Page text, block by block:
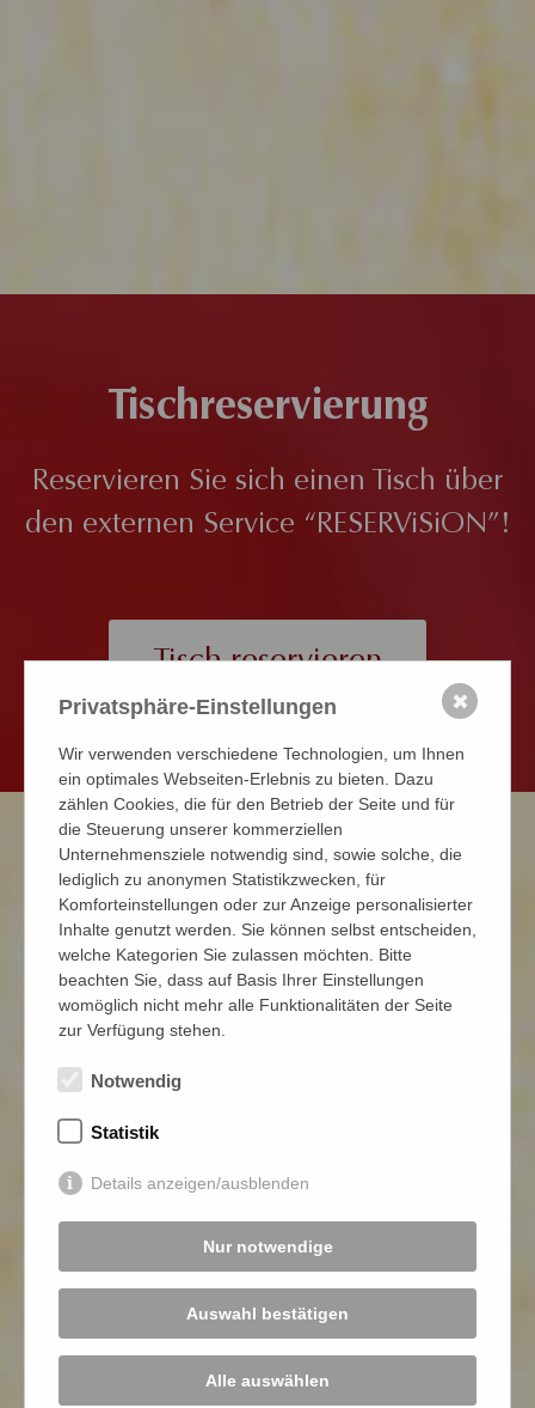
Tischreservierung
Reservieren Sie sich einen Tisch über
den externen Service “RESERViSiON”!
Tisch reservieren
BAR, EVENT-KNEIPE UND RESTAURANT IN
DER ALTSTADT VON FREIBERG
Schankhaus 1863
Privatsphäre-Einstellungen
Wir verwenden verschiedene Technologien, um Ihnen
ein optimales Webseiten-Erlebnis zu bieten. Dazu
zählen Cookies, die für den Betrieb der Seite und für
die Steuerung unserer kommerziellen
Unternehmensziele notwendig sind, sowie solche, die
lediglich zu anonymen Statistikzwecken, für
Komforteinstellungen oder zur Anzeige personalisierter
Inhalte genutzt werden. Sie können selbst entscheiden,
welche Kategorien Sie zulassen möchten. Bitte
beachten Sie, dass auf Basis Ihrer Einstellungen
womöglich nicht mehr alle Funktionalitäten der Seite
zur Verfügung stehen.
Notwendig
Statistik
Details anzeigen/ausblenden
Nur notwendige
Auswahl bestätigen
Alle auswählen
✖